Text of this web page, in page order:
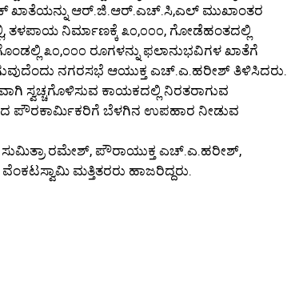
ಖಾತೆಯನ್ನು ಆರ್.ಜಿ.ಆರ್.ಎಚ್.ಸಿ,ಎಲ್ ಮುಖಾಂತರ
ನಿರ್ಮಾಣಕ್ಕೆ ೩೦,೦೦೦, ಗೋಡೆಹಂತದಲ್ಲಿ
೩೦,೦೦೦ ರೂಗಳನ್ನು ಫಲಾನುಭವಿಗಳ ಖಾತೆಗೆ
ನಗರಸಭೆ ಆಯುಕ್ತ ಎಚ್.ಎ.ಹರೀಶ್ ತಿಳಿಸಿದರು.
ಸ್ವಚ್ಚಗೊಳಿಸುವ ಕಾಯಕದಲ್ಲಿ ನಿರತರಾಗುವ
ಪೌರಕಾರ್ಮಿಕರಿಗೆ ಬೆಳಗಿನ ಉಪಹಾರ ನೀಡುವ
ಸುಮಿತ್ರಾ ರಮೇಶ್, ಪೌರಾಯುಕ್ತ ಎಚ್.ಎ.ಹರೀಶ್,
ಮತ್ತಿತರರು ಹಾಜರಿದ್ದರು.